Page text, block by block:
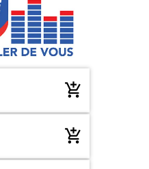
add_shopping_cart
add_shopping_cart